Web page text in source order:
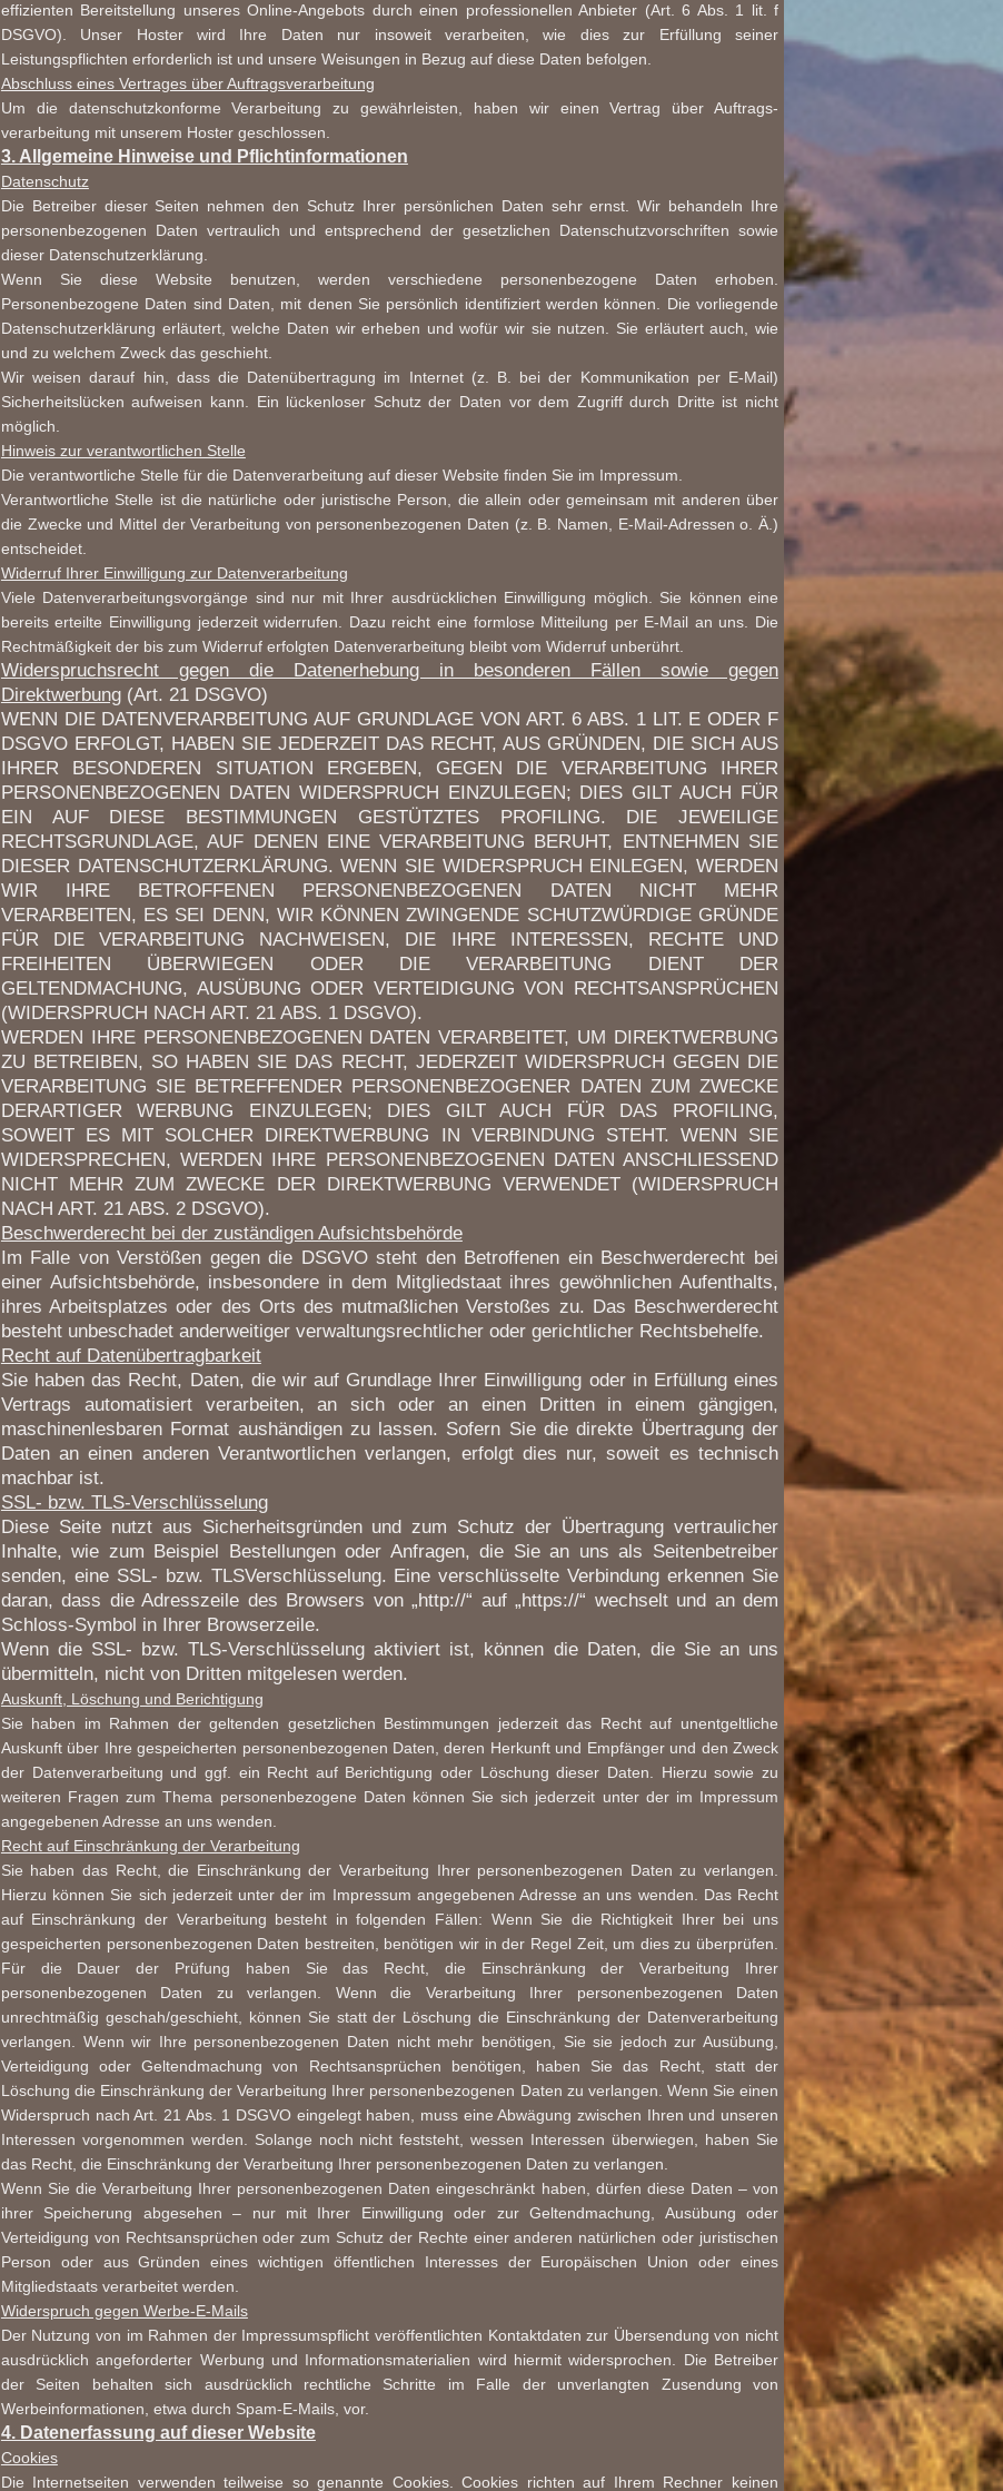
effizienten Bereitstellung unseres Online-Angebots durch einen professionellen Anbieter (Art. 6 Abs. 1 lit. f
DSGVO). Unser Hoster wird Ihre Daten nur insoweit verarbeiten, wie dies zur Erfüllung seiner
Leistungspflichten erforderlich ist und unsere Weisungen in Bezug auf diese Daten befolgen.
Abschluss eines Vertrages über Auftragsverarbeitung
Um die datenschutzkonforme Verarbeitung zu gewährleisten, haben wir einen Vertrag über Auftrags-
verarbeitung mit unserem Hoster geschlossen.
3. Allgemeine Hinweise und Pflichtinformationen
Datenschutz
Die Betreiber dieser Seiten nehmen den Schutz Ihrer persönlichen Daten sehr ernst. Wir behandeln Ihre
personenbezogenen Daten vertraulich und entsprechend der gesetzlichen Datenschutzvorschriften sowie
dieser Datenschutzerklärung.
Wenn Sie diese Website benutzen, werden verschiedene personenbezogene Daten erhoben.
Personenbezogene Daten sind Daten, mit denen Sie persönlich identifiziert werden können. Die vorliegende
Datenschutzerklärung erläutert, welche Daten wir erheben und wofür wir sie nutzen. Sie erläutert auch, wie
und zu welchem Zweck das geschieht.
Wir weisen darauf hin, dass die Datenübertragung im Internet (z. B. bei der Kommunikation per E-Mail)
Sicherheitslücken aufweisen kann. Ein lückenloser Schutz der Daten vor dem Zugriff durch Dritte ist nicht
möglich.
Hinweis zur verantwortlichen Stelle
Die verantwortliche Stelle für die Datenverarbeitung auf dieser Website finden Sie im Impressum.
Verantwortliche Stelle ist die natürliche oder juristische Person, die allein oder gemeinsam mit anderen über
die Zwecke und Mittel der Verarbeitung von personenbezogenen Daten (z. B. Namen, E-Mail-Adressen o. Ä.)
entscheidet.
Widerruf Ihrer Einwilligung zur Datenverarbeitung
Viele Datenverarbeitungsvorgänge sind nur mit Ihrer ausdrücklichen Einwilligung möglich. Sie können eine
bereits erteilte Einwilligung jederzeit widerrufen. Dazu reicht eine formlose Mitteilung per E-Mail an uns. Die
Rechtmäßigkeit der bis zum Widerruf erfolgten Datenverarbeitung bleibt vom Widerruf unberührt.
Widerspruchsrecht gegen die Datenerhebung in besonderen Fällen sowie gegen
Direktwerbung(Art. 21 DSGVO)
WENN DIE DATENVERARBEITUNG AUF GRUNDLAGE VON ART. 6 ABS. 1 LIT. E ODER F
DSGVO ERFOLGT, HABEN SIE JEDERZEIT DAS RECHT, AUS GRÜNDEN, DIE SICH AUS
IHRER BESONDEREN SITUATION ERGEBEN, GEGEN DIE VERARBEITUNG IHRER
PERSONENBEZOGENEN DATEN WIDERSPRUCH EINZULEGEN; DIES GILT AUCH FÜR
EIN AUF DIESE BESTIMMUNGEN GESTÜTZTES PROFILING. DIE JEWEILIGE
RECHTSGRUNDLAGE, AUF DENEN EINE VERARBEITUNG BERUHT, ENTNEHMEN SIE
DIESER DATENSCHUTZERKLÄRUNG. WENN SIE WIDERSPRUCH EINLEGEN, WERDEN
WIR IHRE BETROFFENEN PERSONENBEZOGENEN DATEN NICHT MEHR
VERARBEITEN, ES SEI DENN, WIR KÖNNEN ZWINGENDE SCHUTZWÜRDIGE GRÜNDE
FÜR DIE VERARBEITUNG NACHWEISEN, DIE IHRE INTERESSEN, RECHTE UND
FREIHEITEN ÜBERWIEGEN ODER DIE VERARBEITUNG DIENT DER
GELTENDMACHUNG, AUSÜBUNG ODER VERTEIDIGUNG VON RECHTSANSPRÜCHEN
(WIDERSPRUCH NACH ART. 21 ABS. 1 DSGVO).
WERDEN IHRE PERSONENBEZOGENEN DATEN VERARBEITET, UM DIREKTWERBUNG
ZU BETREIBEN, SO HABEN SIE DAS RECHT, JEDERZEIT WIDERSPRUCH GEGEN DIE
VERARBEITUNG SIE BETREFFENDER PERSONENBEZOGENER DATEN ZUM ZWECKE
DERARTIGER WERBUNG EINZULEGEN; DIES GILT AUCH FÜR DAS PROFILING,
SOWEIT ES MIT SOLCHER DIREKTWERBUNG IN VERBINDUNG STEHT. WENN SIE
WIDERSPRECHEN, WERDEN IHRE PERSONENBEZOGENEN DATEN ANSCHLIESSEND
NICHT MEHR ZUM ZWECKE DER DIREKTWERBUNG VERWENDET (WIDERSPRUCH
NACH ART. 21 ABS. 2 DSGVO).
Beschwerderecht bei der zuständigen Aufsichtsbehörde
Im Falle von Verstößen gegen die DSGVO steht den Betroffenen ein Beschwerderecht bei
einer Aufsichtsbehörde, insbesondere in dem Mitgliedstaat ihres gewöhnlichen Aufenthalts,
ihres Arbeitsplatzes oder des Orts des mutmaßlichen Verstoßes zu. Das Beschwerderecht
besteht unbeschadet anderweitiger verwaltungsrechtlicher oder gerichtlicher Rechtsbehelfe.
Recht auf Datenübertragbarkeit
Sie haben das Recht, Daten, die wir auf Grundlage Ihrer Einwilligung oder in Erfüllung eines
Vertrags automatisiert verarbeiten, an sich oder an einen Dritten in einem gängigen,
maschinenlesbaren Format aushändigen zu lassen. Sofern Sie die direkte Übertragung der
Daten an einen anderen Verantwortlichen verlangen, erfolgt dies nur, soweit es technisch
machbar ist.
SSL- bzw. TLS-Verschlüsselung
Diese Seite nutzt aus Sicherheitsgründen und zum Schutz der Übertragung vertraulicher
Inhalte, wie zum Beispiel Bestellungen oder Anfragen, die Sie an uns als Seitenbetreiber
senden, eine SSL- bzw. TLSVerschlüsselung. Eine verschlüsselte Verbindung erkennen Sie
daran, dass die Adresszeile des Browsers von „http://“ auf „https://“ wechselt und an dem
Schloss-Symbol in Ihrer Browserzeile.
Wenn die SSL- bzw. TLS-Verschlüsselung aktiviert ist, können die Daten, die Sie an uns
übermitteln, nicht von Dritten mitgelesen werden.
Auskunft, Löschung und Berichtigung
Sie haben im Rahmen der geltenden gesetzlichen Bestimmungen jederzeit das Recht auf unentgeltliche
Auskunft über Ihre gespeicherten personenbezogenen Daten, deren Herkunft und Empfänger und den Zweck
der Datenverarbeitung und ggf. ein Recht auf Berichtigung oder Löschung dieser Daten. Hierzu sowie zu
weiteren Fragen zum Thema personenbezogene Daten können Sie sich jederzeit unter der im Impressum
angegebenen Adresse an uns wenden.
Recht auf Einschränkung der Verarbeitung
Sie haben das Recht, die Einschränkung der Verarbeitung Ihrer personenbezogenen Daten zu verlangen.
Hierzu können Sie sich jederzeit unter der im Impressum angegebenen Adresse an uns wenden. Das Recht
auf Einschränkung der Verarbeitung besteht in folgenden Fällen: Wenn Sie die Richtigkeit Ihrer bei uns
gespeicherten personenbezogenen Daten bestreiten, benötigen wir in der Regel Zeit, um dies zu überprüfen.
Für die Dauer der Prüfung haben Sie das Recht, die Einschränkung der Verarbeitung Ihrer
personenbezogenen Daten zu verlangen. Wenn die Verarbeitung Ihrer personenbezogenen Daten
unrechtmäßig geschah/geschieht, können Sie statt der Löschung die Einschränkung der Datenverarbeitung
verlangen. Wenn wir Ihre personenbezogenen Daten nicht mehr benötigen, Sie sie jedoch zur Ausübung,
Verteidigung oder Geltendmachung von Rechtsansprüchen benötigen, haben Sie das Recht, statt der
Löschung die Einschränkung der Verarbeitung Ihrer personenbezogenen Daten zu verlangen. Wenn Sie einen
Widerspruch nach Art. 21 Abs. 1 DSGVO eingelegt haben, muss eine Abwägung zwischen Ihren und unseren
Interessen vorgenommen werden. Solange noch nicht feststeht, wessen Interessen überwiegen, haben Sie
das Recht, die Einschränkung der Verarbeitung Ihrer personenbezogenen Daten zu verlangen.
Wenn Sie die Verarbeitung Ihrer personenbezogenen Daten eingeschränkt haben, dürfen diese Daten – von
ihrer Speicherung abgesehen – nur mit Ihrer Einwilligung oder zur Geltendmachung, Ausübung oder
Verteidigung von Rechtsansprüchen oder zum Schutz der Rechte einer anderen natürlichen oder juristischen
Person oder aus Gründen eines wichtigen öffentlichen Interesses der Europäischen Union oder eines
Mitgliedstaats verarbeitet werden.
Widerspruch gegen Werbe-E-Mails
Der Nutzung von im Rahmen der Impressumspflicht veröffentlichten Kontaktdaten zur Übersendung von nicht
ausdrücklich angeforderter Werbung und Informationsmaterialien wird hiermit widersprochen. Die Betreiber
der Seiten behalten sich ausdrücklich rechtliche Schritte im Falle der unverlangten Zusendung von
Werbeinformationen, etwa durch Spam-E-Mails, vor.
4. Datenerfassung auf dieser Website
Cookies
Die Internetseiten verwenden teilweise so genannte Cookies. Cookies richten auf Ihrem Rechner keinen